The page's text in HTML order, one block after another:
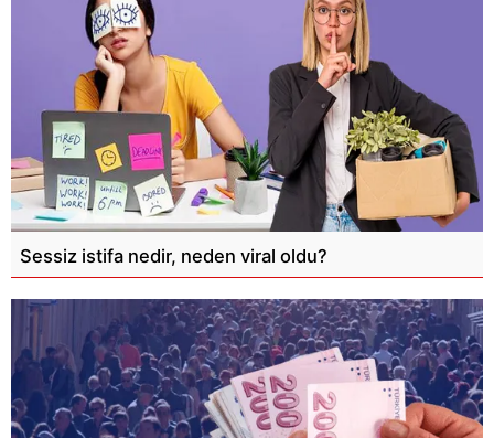
Sessiz istifa nedir, neden viral oldu?